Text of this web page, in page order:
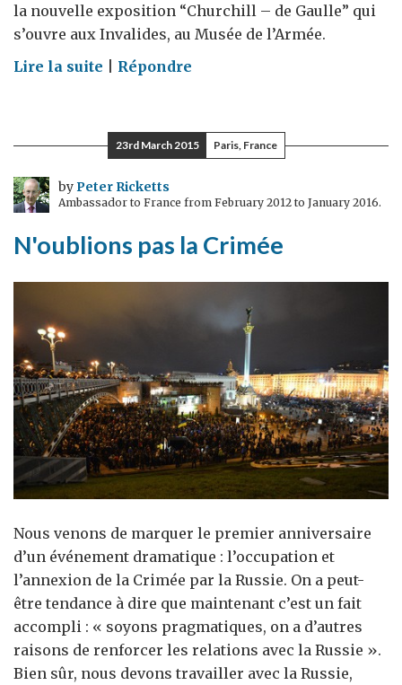
la nouvelle exposition “Churchill – de Gaulle” qui
s’ouvre aux Invalides, au Musée de l’Armée.
Lire la suite on
–
de
Gaulle
Répondre
23rd March 2015 Paris, France
byPeter Ricketts
Ambassador to France from February 2012 to January 2016.
N'oublions pas la Crimée
Nous venons de marquer le premier anniversaire
d’un événement dramatique : l’occupation et
l’annexion de la Crimée par la Russie. On a peut-
être tendance à dire que maintenant c’est un fait
accompli : « soyons pragmatiques, on a d’autres
raisons de renforcer les relations avec la Russie ».
Bien sûr, nous devons travailler avec la Russie,